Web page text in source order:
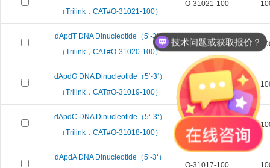
（Trilink，CAT#O-31021-100）
O-31021-100
dApdT DNA Dinucleotide（5‘-3‘）
（Trilink，CAT#O-31020-100）
O-31020-100
dApdG DNA Dinucleotide（5‘-3‘）
（Trilink，CAT#O-31019-100）
O-31019-100
dApdC DNA Dinucleotide（5‘-3‘）
（Trilink，CAT#O-31018-100）
dApdA DNA Dinucleotide（5‘-3‘）
O-31017-100
技术问题或获取报价？